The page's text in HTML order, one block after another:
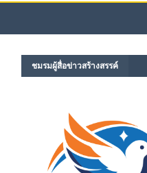
ชมรม​ผู้สื่อข่าวสร้างสรรค์​